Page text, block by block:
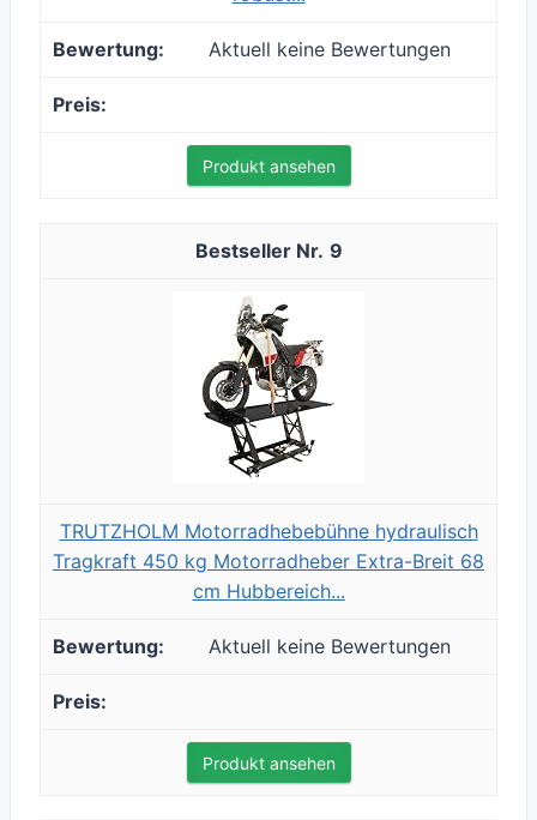
Aktuell keine Bewertungen
Produkt ansehen
9
TRUTZHOLM Motorradhebebühne hydraulisch
Tragkraft 450 kg Motorradheber Extra-Breit 68
cm Hubbereich...
Aktuell keine Bewertungen
Produkt ansehen